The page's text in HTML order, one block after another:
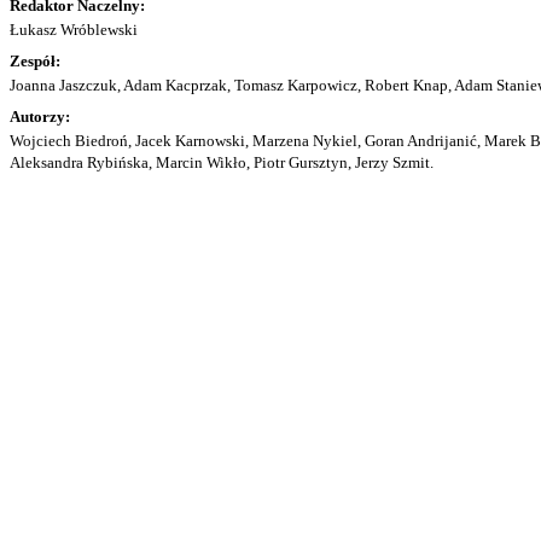
Redaktor Naczelny:
Łukasz Wróblewski
Zespół:
Joanna Jaszczuk, Adam Kacprzak, Tomasz Karpowicz, Robert Knap, Adam
Autorzy:
Wojciech Biedroń, Jacek Karnowski, Marzena Nykiel, Goran Andrijanić, Marek
Aleksandra Rybińska, Marcin Wikło, Piotr Gursztyn, Jerzy Szmit.